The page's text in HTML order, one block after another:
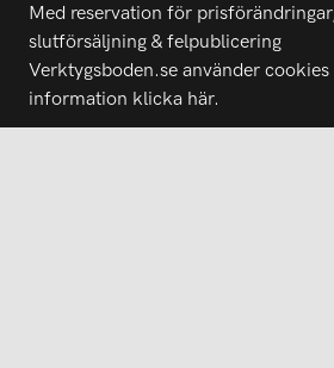
Med reservation för
slutförsäljning & felpublicering
Verktygsboden.se använder
information klicka här.